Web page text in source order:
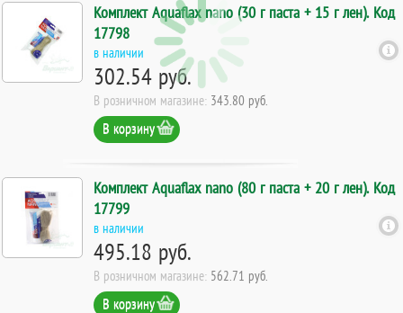
Комплект Aquaflax nano (30 г паста + 15 г лен). Код
17798
в наличии
302.54 руб.
В розничном магазине: 343.80 руб.
В корзину
Комплект Aquaflax nano (80 г паста + 20 г лен). Код
17799
в наличии
495.18 руб.
В розничном магазине: 562.71 руб.
В корзину